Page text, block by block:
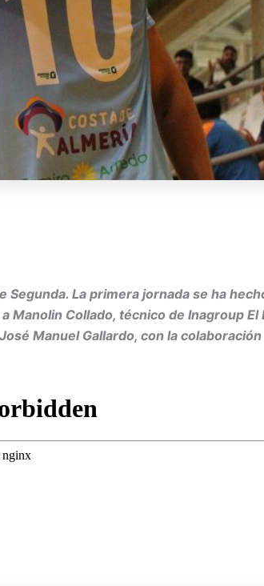
La primera jornada se ha
Collado, técnico de Inagroup El
Manuel Gallardo, con la